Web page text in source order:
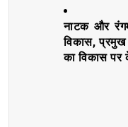
नाटक और
विकास, प्रमुख
का विकास पर